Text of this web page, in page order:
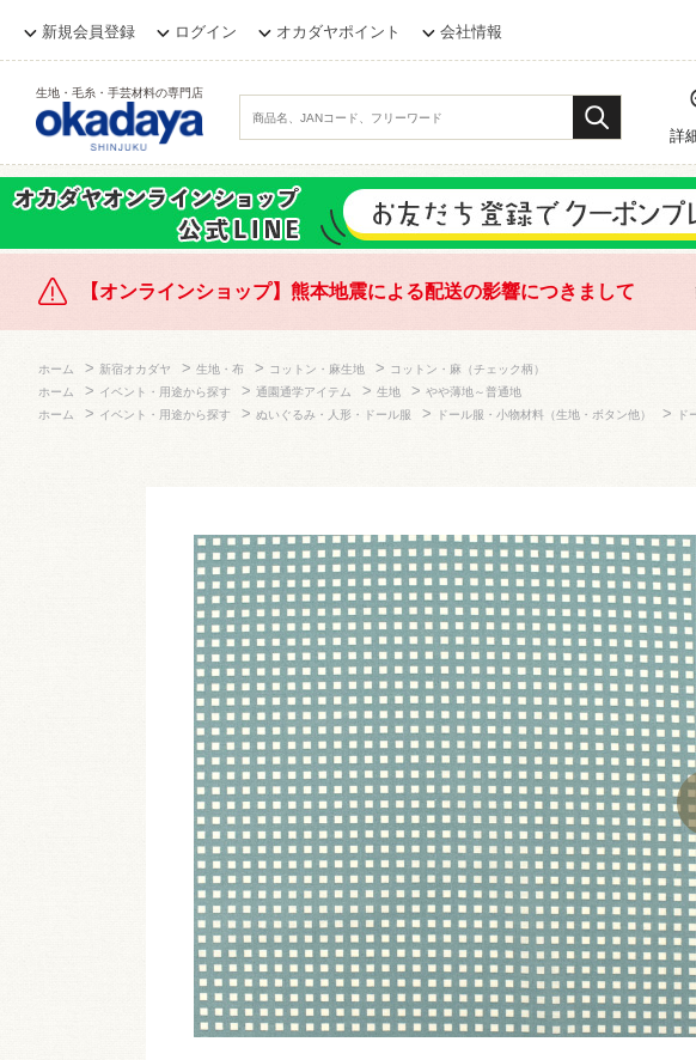
新規会員登録 ログイン オカダヤポイント 会社情報
生地・毛糸・手芸材料の専門店
詳
【オンラインショップ】熊本地震による配送の影響につきまして
ホーム > 新宿オカダヤ > 生地・布 > コットン・麻生地 > コットン・麻（チェック柄）
ホーム
> イベント・用途から探す > 通園通学アイテム > 生地 > やや薄地～普通地
ホーム
> イベント・用途から探す > ぬいぐるみ・人形・ドール服 > ドール服・小物材料（生地・ボタン他） > ド